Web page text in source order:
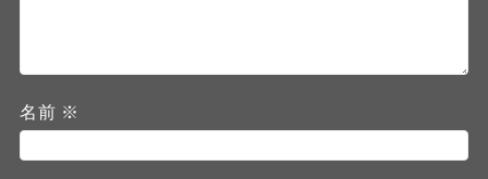
名前 ※